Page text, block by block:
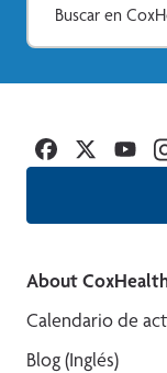
Facebook
Twitter
About
Calendario de
Blog (Inglés)